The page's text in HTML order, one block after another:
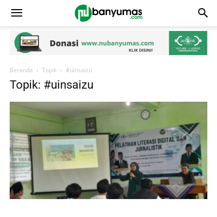
Beranda Topik #uinsaizu
Topik: #uinsaizu